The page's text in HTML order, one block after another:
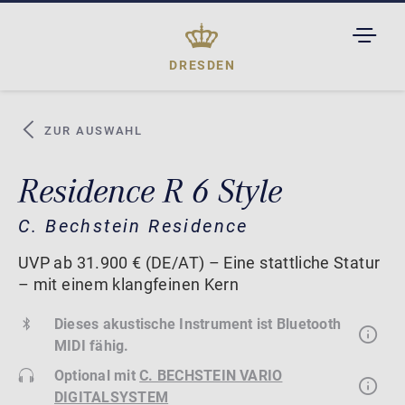
DRESDEN
ZUR AUSWAHL
Residence R 6 Style
C. Bechstein Residence
UVP ab 31.900 € (DE/AT) – Eine stattliche Statur
– mit einem klangfeinen Kern
Dieses akustische Instrument ist Bluetooth
MIDI fähig.
Optional mitC. BECHSTEIN VARIO
DIGITALSYSTEM